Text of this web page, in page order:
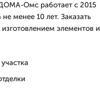
Омс работает с 2015
менее 10 лет. Заказать
элементов и